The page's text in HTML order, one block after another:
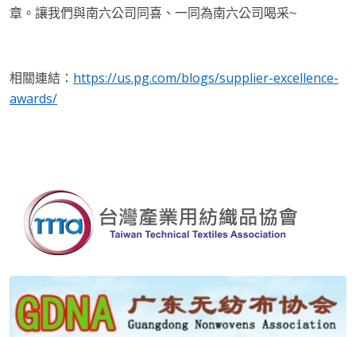
章。讓我們與南六公司同喜、一同為南六公司喝采~
相關連結： https://us.pg.com/blogs/supplier-excellence-
awards/